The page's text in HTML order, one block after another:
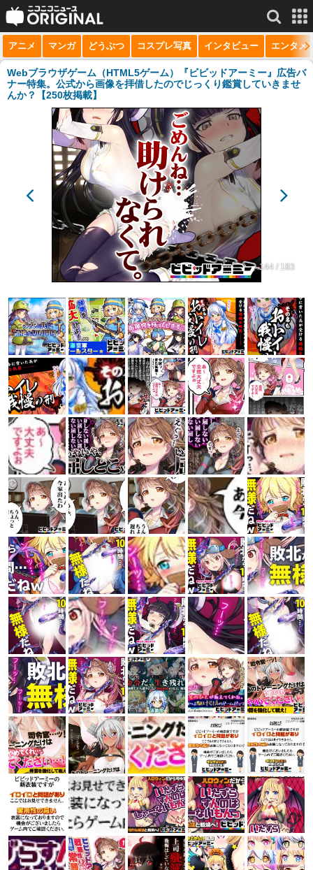
サービス一覧 もっと見る
niconico
動画
生放送
ニュース
チャンネル
マンガ
ニコニコQ
アニメ マンガ どうぶつ コスプレ写真 インタビュー エンタメ
Webブラウザゲーム（HTML5ゲーム）『ビビッドアーミー』広告バ
ナー特集。公式から画像を拝借したのでじっくり鑑賞していきませ
んか？【250枚掲載】
144 / 183